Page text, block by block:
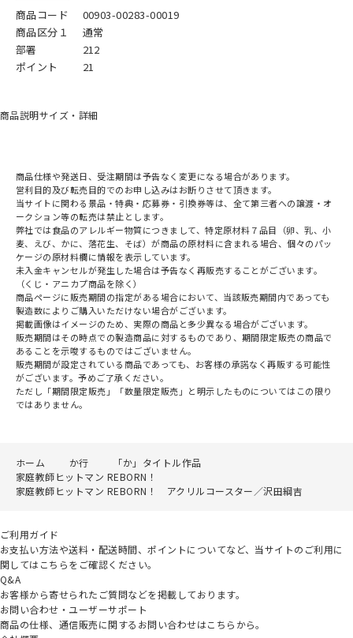
商品コード
00903-00283-00019
商品区分１
通常
部署
212
ポイント
21
商品説明サイズ・詳細
商品仕様や発送日、受注期間は予告なく変更になる場合があります。
営利目的及び転売目的でのお申し込みはお断りさせて頂きます。
当サイトに関わる景品・特典・応募券・引換券等は、全て第三者への譲渡・オ
ークション等の転売は禁止とします。
弊社では食品のアレルギー物質につきまして、特定原材料７品目（卵、乳、小
麦、えび、かに、落花生、そば）が商品の原材料に含まれる場合、個々のパッ
ケージの原材料欄に情報を表示しています。
未入金キャンセルが発生した場合は予告なく再販売することがございます。
（くじ・アニカプ商品を除く）
商品ページに販売期間の指定がある場合において、当該販売期間内であっても
製造数によりご購入いただけない場合がございます。
掲載画像はイメージのため、実際の商品と多少異なる場合がございます。
販売期間はその時点での製造商品に対するものであり、期間限定販売の商品で
あることを示唆するものではございません。
販売期間が設定されている商品であっても、お客様の承諾なく再販する可能性
がございます。予めご了承ください。
ただし「期間限定販売」「数量限定販売」と明示したものについてはこの限り
ではありません。
ホーム か行
「か」タイトル作品
家庭教師ヒットマン REBORN！
家庭教師ヒットマン REBORN！ アクリルコースター／沢田綱吉
ご利用ガイド
お支払い方法や送料・配送時間、ポイントについてなど、当サイトのご利用に
関してはこちらをご確認ください。
Q&A
お客様から寄せられたご質問などを掲載しております。
お問い合わせ・ユーザーサポート
商品の仕様、通信販売に関するお問い合わせはこちらから。